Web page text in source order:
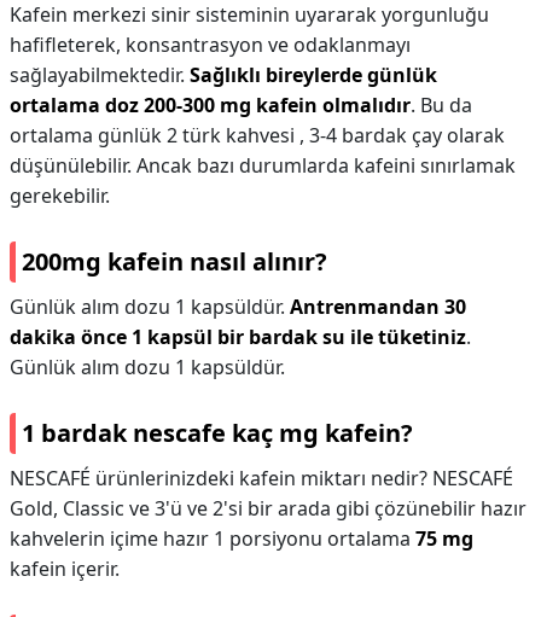
Kafein merkezi sinir sisteminin uyararak yorgunluğu
hafifleterek, konsantrasyon ve odaklanmayı
sağlayabilmektedir. Sağlıklı bireylerde günlük
ortalama doz 200-300 mg kafein olmalıdır. Bu da
ortalama günlük 2 türk kahvesi , 3-4 bardak çay olarak
düşünülebilir. Ancak bazı durumlarda kafeini sınırlamak
gerekebilir.
200mg kafein nasıl alınır?
Günlük alım dozu 1 kapsüldür. Antrenmandan 30
dakika önce 1 kapsül bir bardak su ile tüketiniz.
Günlük alım dozu 1 kapsüldür.
1 bardak nescafe kaç mg kafein?
NESCAFÉ ürünlerinizdeki kafein miktarı nedir? NESCAFÉ
Gold, Classic ve 3'ü ve 2'si bir arada gibi çözünebilir hazır
kahvelerin içime hazır 1 porsiyonu ortalama 75 mg
kafein içerir.